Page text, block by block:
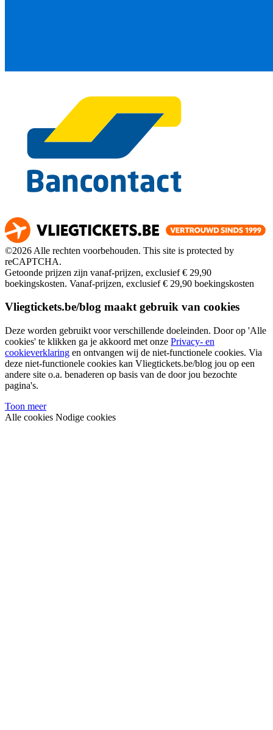
©2026 Alle rechten voorbehouden. This site is protected by
reCAPTCHA.
Getoonde prijzen zijn vanaf-prijzen, exclusief € 29,90
boekingskosten. Vanaf-prijzen, exclusief € 29,90 boekingskosten
Vliegtickets.be/blog maakt gebruik van cookies
Deze worden gebruikt voor verschillende doeleinden. Door op 'Alle
cookies' te klikken ga je akkoord met onze Privacy- en
cookieverklaring en ontvangen wij de niet-functionele cookies. Via
deze niet-functionele cookies kan Vliegtickets.be/blog jou op een
andere site o.a. benaderen op basis van de door jou bezochte
pagina's.
Toon meer
Alle cookies Nodige cookies